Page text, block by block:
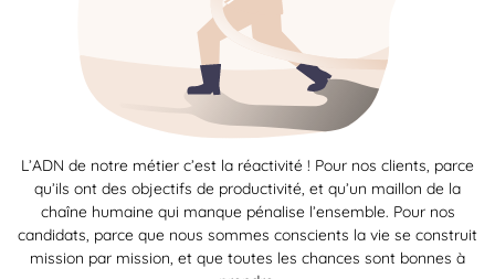
L’ADN de notre métier c’est la réactivité ! Pour nos clients, parce
qu’ils ont des objectifs de productivité, et qu’un maillon de la
chaîne humaine qui manque pénalise l’ensemble. Pour nos
candidats, parce que nous sommes conscients la vie se construit
mission par mission, et que toutes les chances sont bonnes à